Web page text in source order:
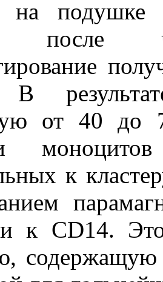
на подушке
после
В
от 40 до
к
к CD14.
содержащую